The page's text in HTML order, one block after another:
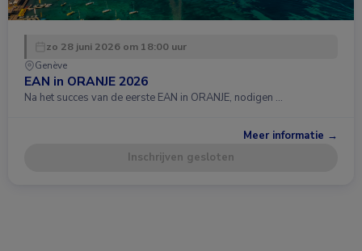
zo 28 juni 2026 om 18:00 uur
Genève
EAN in ORANJE 2026
Na het succes van de eerste EAN in ORANJE, nodigen …
Meer informatie →
Inschrijven gesloten